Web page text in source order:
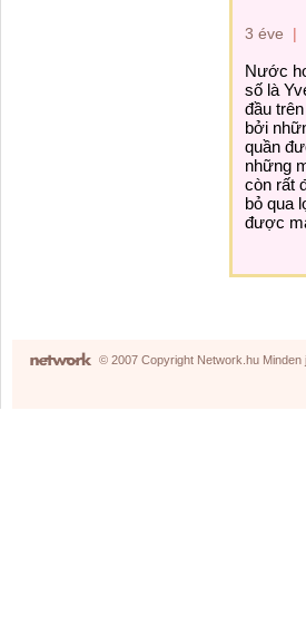
3 éve |
Nước
số là
đầu trên
bởi
quần
những
còn rất
bỏ qua
được
© 2007 Copyright Network.hu Minden